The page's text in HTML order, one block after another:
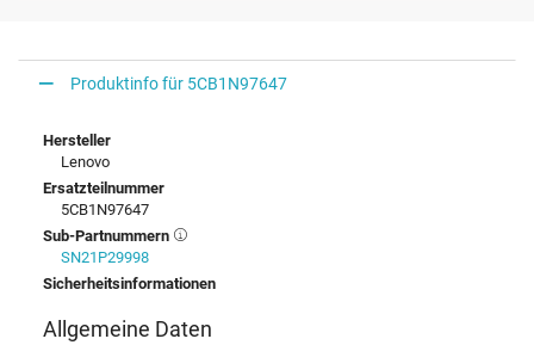
Produktinfo für 5CB1N97647
Hersteller
Lenovo
Ersatzteilnummer
5CB1N97647
Sub-Partnummern
SN21P29998
Sicherheitsinformationen
Allgemeine Daten